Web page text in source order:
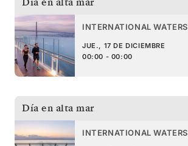
INTERNATIONAL WATERS
JUE., 17 DE DICIEMBRE
00:00 - 00:00
Día en alta mar
INTERNATIONAL WATERS